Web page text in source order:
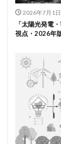
2026年7月1日
「太陽光発電
視点・2026年